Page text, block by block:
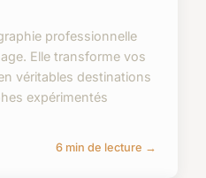
professionnelle
Elle transforme vos
véritables destinations
expérimentés
6 min de lecture →